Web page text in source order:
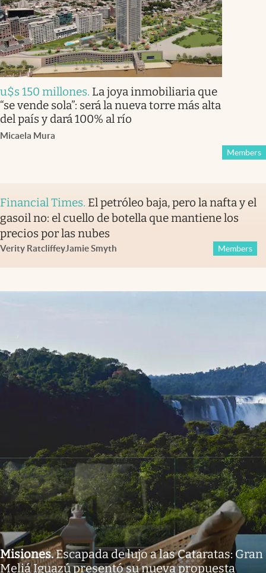
u$s 150 millones. La joya inmobiliaria que
“se vende sola”: será la nueva torre más alta
del país y dará 100% al río
Micaela Mura
Members
Financial Times. El petróleo baja, pero la nafta y el
gasoil no: el cuello de botella que mantiene los
precios por las nubes
Verity RatcliffeyJamie Smyth Members
Misiones.Escapada de lujo a las Cataratas: Gran
Meliá Iguazú presentó su nueva propuesta